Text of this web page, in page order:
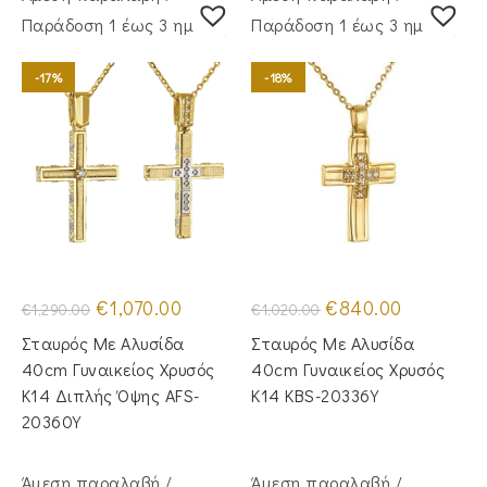
Παράδoση 1 έως 3 ημέρες
-17%
€1,290.00 Original
price
was:
€1,290.00.
€1,070.00
είναι:
€1,070.00.
Σταυρός Με Αλυσίδα
40cm Γυναικείος Χρυσός
Κ14 Διπλής Όψης AFS-
20360Y
Παράδoση 1 έως 3 ημέρες
-18%
€1,020.00 Original
price
was:
€1,020.00.
€840.00
τιμή
είναι:
€840.00.
Σταυρός Mε Aλυσίδα
40cm Γυναικείος Χρυσός
Κ14 KBS-20336Y
Άμεση παραλαβή / Άμεση παραλαβή /